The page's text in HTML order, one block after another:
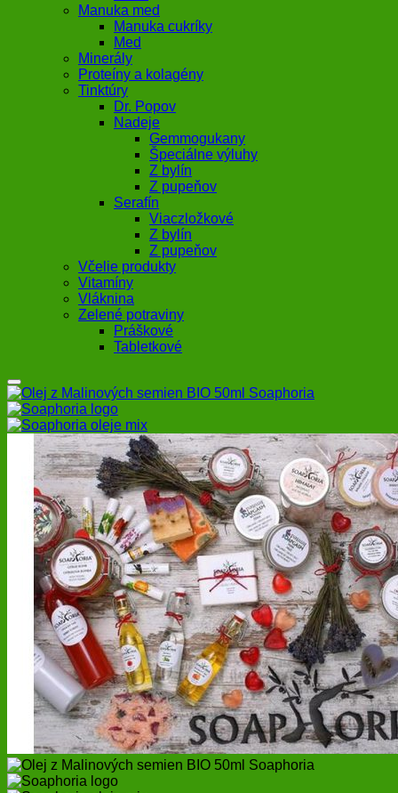
Manuka med
Manuka cukríky
Med
Minerály
Proteíny a kolagény
Tinktúry
Dr. Popov
Nadeje
Gemmogukany
Špeciálne výluhy
Z bylín
Z pupeňov
Serafín
Viaczložkové
Z bylín
Z pupeňov
Včelie produkty
Vitamíny
Vláknina
Zelené potraviny
Práškové
Tabletkové